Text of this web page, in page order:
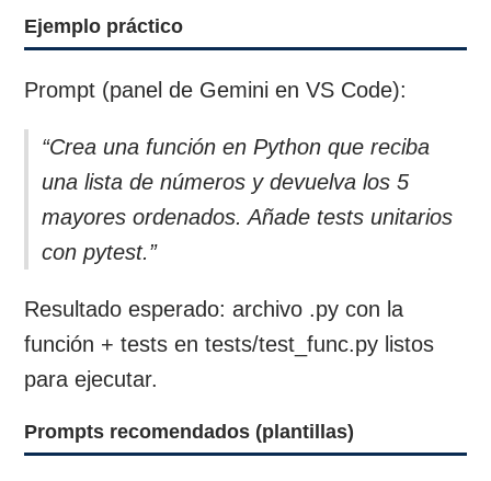
Ejemplo práctico
Prompt (panel de Gemini en VS Code):
“Crea una función en Python que reciba
una lista de números y devuelva los 5
mayores ordenados. Añade tests unitarios
con pytest.”
Resultado esperado: archivo .py con la
función + tests en tests/test_func.py listos
para ejecutar.
Prompts recomendados (plantillas)